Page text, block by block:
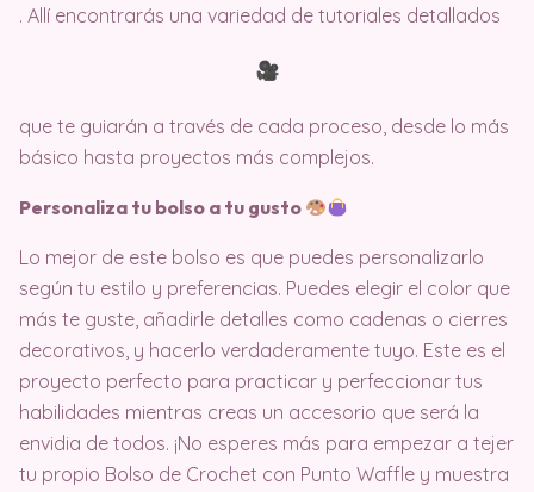
. Allí encontrarás una variedad de tutoriales detallados
que te guiarán a través de cada proceso, desde lo más
básico hasta proyectos más complejos.
Personaliza tu bolso a tu gusto
Lo mejor de este bolso es que puedes personalizarlo
según tu estilo y preferencias. Puedes elegir el color que
más te guste, añadirle detalles como cadenas o cierres
decorativos, y hacerlo verdaderamente tuyo. Este es el
proyecto perfecto para practicar y perfeccionar tus
habilidades mientras creas un accesorio que será la
envidia de todos. ¡No esperes más para empezar a tejer
tu propio Bolso de Crochet con Punto Waffle y muestra